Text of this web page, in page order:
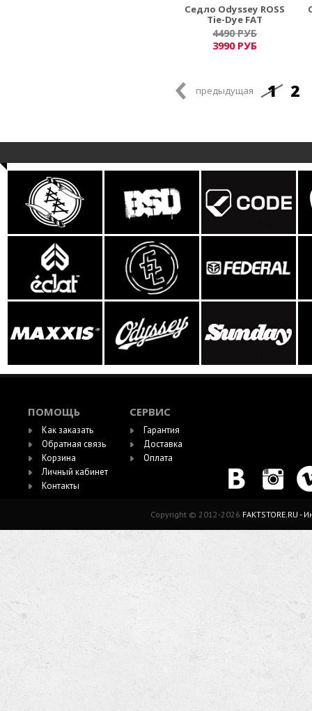
Седло Odyssey ROSS
Tie-Dye FAT
4490 РУБ
3990 РУБ
предыдущая 1 2
ПОМОЩЬ
Как заказать
Обратная связь
Корзина
Личный кабинет
Контакты
СЕРВИС
Гарантия
Доставка
Оплата
Copyright © 2012-2026 FAKTSTORE.RU